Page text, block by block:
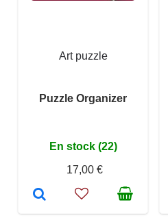
Art puzzle
Puzzle Organizer
En stock (22)
17,00 €